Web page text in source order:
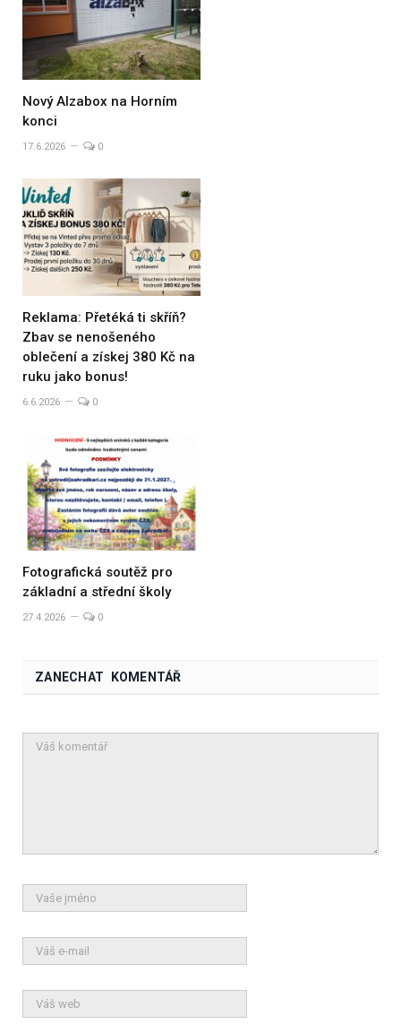
Nový Alzabox na Horním
konci
17.6.2026 0
Reklama: Přetéká ti skříň?
Zbav se nenošeného
oblečení a získej 380 Kč na
ruku jako bonus!
6.6.2026 0
Fotografická soutěž pro
základní a střední školy
27.4.2026 0
ZANECHAT KOMENTÁŘ